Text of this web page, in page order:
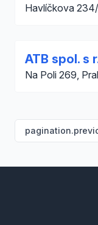
Havlíčkova
ATB spol. s
Na Poli 269,